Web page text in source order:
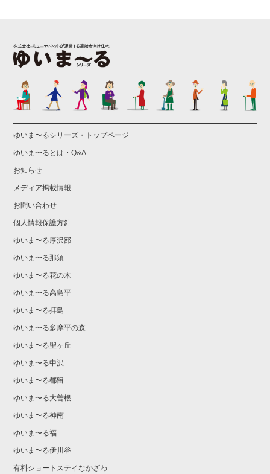
ゆいま〜るシリーズ・トップページ
ゆいま〜るとは・Q&A
お知らせ
メディア掲載情報
お問い合わせ
個人情報保護方針
ゆいま〜る厚沢部
ゆいま〜る那須
ゆいま〜る花の木
ゆいま〜る高島平
ゆいま〜る拝島
ゆいま〜る多摩平の森
ゆいま〜る聖ヶ丘
ゆいま〜る中沢
ゆいま〜る都留
ゆいま〜る大曽根
ゆいま〜る神南
ゆいま〜る福
ゆいま〜る伊川谷
有料ショートステイなかざわ